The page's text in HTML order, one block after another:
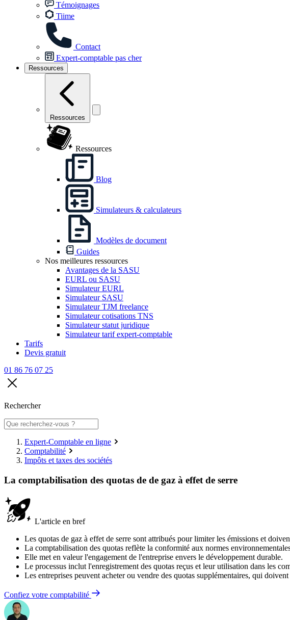
Témoignages
Tiime
Contact
Expert-comptable pas cher
Ressources
Ressources
Ressources
Blog
Simulateurs & calculateurs
Modèles de document
Guides
Nos meilleures ressources
Avantages de la SASU
EURL ou SASU
Simulateur EURL
Simulateur SASU
Simulateur TJM freelance
Simulateur cotisations TNS
Simulateur statut juridique
Simulateur tarif expert-comptable
Tarifs
Devis gratuit
01 86 76 07 25
Rechercher
Expert-Comptable en ligne
Comptabilité
Impôts et taxes des sociétés
La comptabilisation des quotas de de gaz à effet de serre
L'article en bref
Les quotas de gaz à effet de serre sont attribués pour limiter les émissions et
La comptabilisation des quotas reflète la conformité aux normes
Elle met en valeur l'engagement de l'entreprise envers le développement durable.
Le processus inclut l'enregistrement des quotas reçus et leur utilisation dans les
Les entreprises peuvent acheter ou vendre des quotas supplémentaires, qui
Confiez votre comptabilité